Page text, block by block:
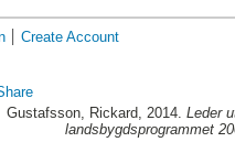
Create Account
Gustafsson, Rickard, 2014. Leder
landsbygdsprogrammet